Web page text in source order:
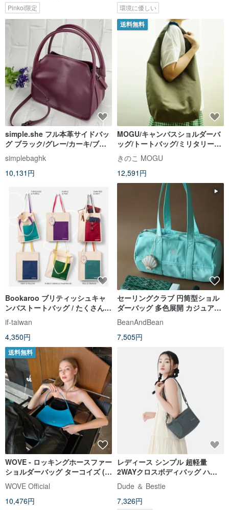
Pinkoi限定 環境に優しい
simple.she フル本革サイドバッ
グ ブラック/グレー/カーキ/ブル
ゴーニュ
simplebaghk
10,131円
送料無料
MOGU/キャンバスショルダーバ
ッグ/トートバッグ/ミリタリーグ
リーン/カジュアルバッグ
きのこ MOGU
12,591円
Bookaroo ブリティッシュキャ
ンバストートバッグ / たくさん入
って、おしゃれに決まる *英国輸
入 台湾*
if-taiwan
4,350円
セーリングクラブ 円筒型ショル
ダーバッグ 多色展開 カジュアル
で使いやすい大容量の脇下バッ
グ
BeanAndBean
7,505円
送料無料
WOVE - ロッキングホースファー
ショルダーバッグ ターコイズ (フ
ェイクファー)
WOVE Official
10,476円
レディース シンプル 超軽量
2WAYクロスボディバッグ ハン
ドバッグ ショルダーバッグ トー
トバッグ Aria
Dude ＆ Bestie
7,326円